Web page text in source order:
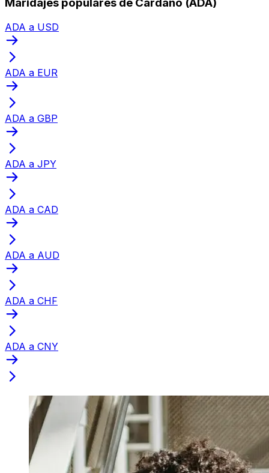
Maridajes populares de Cardano (ADA)
ADA a USD
ADA a EUR
ADA a GBP
ADA a JPY
ADA a CAD
ADA a AUD
ADA a CHF
ADA a CNY